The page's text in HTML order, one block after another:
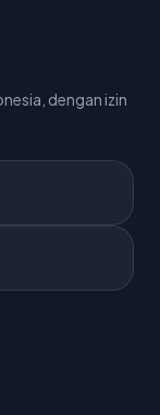
dengan izin